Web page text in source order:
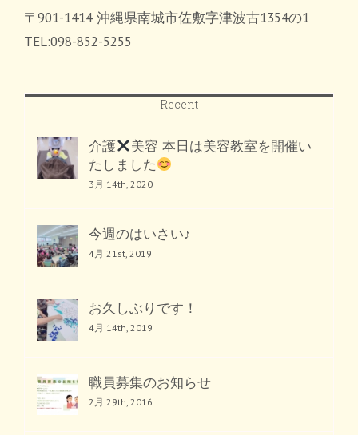
〒901-1414 沖縄県南城市佐敷字津波古1354の1
TEL:098-852-5255
Recent
介護
美容 本日は美容教室を開催い
たしました
3月 14th, 2020
今週のはいさい♪
4月 21st, 2019
お久しぶりです！
4月 14th, 2019
職員募集のお知らせ
2月 29th, 2016